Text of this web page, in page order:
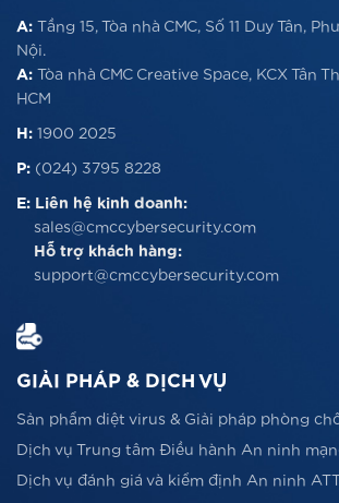
A: Tầng 15, Tòa nhà CMC, Số 11 Duy Tân,
Nội.
A: Tòa nhà CMC Creative Space, KCX Tân
HCM
H: 1900 2025
P: (024) 3795 8228
E: Liên hệ kinh doanh:
sales@cmccybersecurity.com
Hỗ trợ khách hàng:
support@cmccybersecurity.com
GIẢI PHÁP & DỊCH VỤ
Sản phẩm diệt virus & Giải pháp phòng
Dịch vụ Trung tâm Điều hành An ninh
Dịch vụ đánh giá và kiểm định An ninh